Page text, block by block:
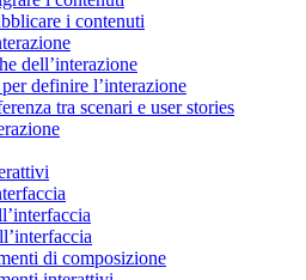
i contenuti
dell’interazione
definire l’interazione
tra scenari e user stories
di composizione